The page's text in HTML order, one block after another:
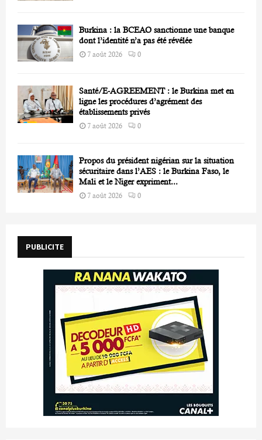
Burkina : la BCEAO sanctionne une banque
dont l’identité n’a pas été révélée
7 août 2026 0
Santé/E-AGREEMENT : le Burkina met en
ligne les procédures d’agrément des
établissements privés
7 août 2026 0
Propos du président nigérian sur la situation
sécuritaire dans l’AES : le Burkina Faso, le
Mali et le Niger expriment...
7 août 2026 0
PUBLICITE